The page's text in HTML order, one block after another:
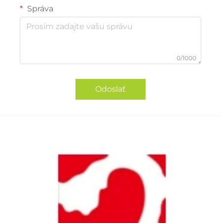
Správa
0/1000
Odoslať